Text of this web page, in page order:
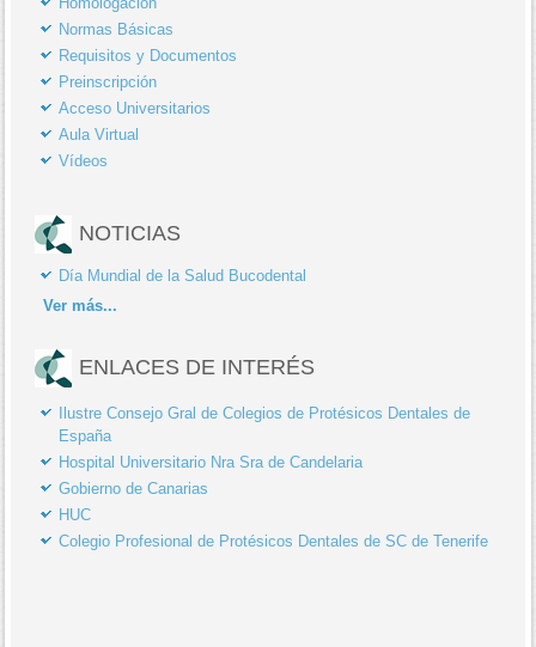
Normas Básicas
Requisitos y Documentos
Preinscripción
Acceso Universitarios
Aula Virtual
Vídeos
NOTICIAS
Día Mundial de la Salud Bucodental
Ver más...
ENLACES DE INTERÉS
Ilustre Consejo Gral de Colegios de Protésicos Dentales de
España
Hospital Universitario Nra Sra de Candelaria
Gobierno de Canarias
HUC
Colegio Profesional de Protésicos Dentales de SC de Tenerife